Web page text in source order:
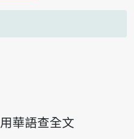
用華語查全文